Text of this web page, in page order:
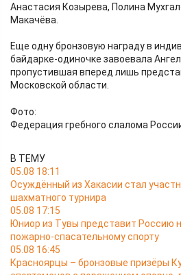
Анастасия Козырева, Полина
Макачёва.
Еще одну бронзовую награду в
байдарке-одиночке завоевала
пропустившая вперед лишь
Московской области.
Фото:
Федерация гребного слалома
В ТЕМУ
05.08 18:11
Осуждённый из Хакасии стал
шахматного турнира
05.08 17:15
Юниор из Тувы представит Россию
пожарно-спасательному спорту
05.08 16:45
Красноярцы – бронзовые призёры